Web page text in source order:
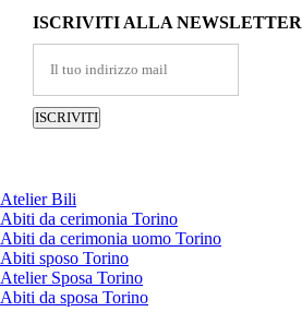
ISCRIVITI ALLA NEWSLETTER
Atelier Bili
Abiti da cerimonia Torino
Abiti da cerimonia uomo Torino
Abiti sposo Torino
Atelier Sposa Torino
Abiti da sposa Torino